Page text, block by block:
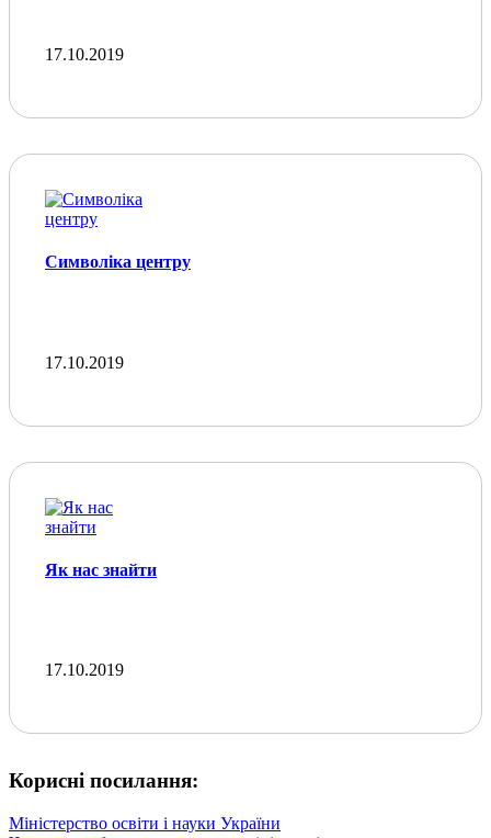
17.10.2019
Символіка центру
17.10.2019
Як нас знайти
17.10.2019
Корисні посилання:
Міністерство освіти і науки України